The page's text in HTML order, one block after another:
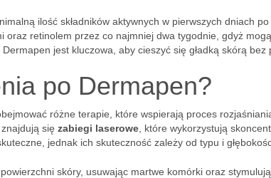
ilość składników aktywnych w pierwszych dniach po
retinolem przez co najmniej dwa tygodnie, gdyż
jest kluczowa, aby cieszyć się gładką skórą bez
po Dermapen?
różne terapie, które wspierają proces
się zabiegi laserowe , które wykorzystują
jednak ich skuteczność zależy od typu i
powierzchni skóry, usuwając martwe komórki oraz